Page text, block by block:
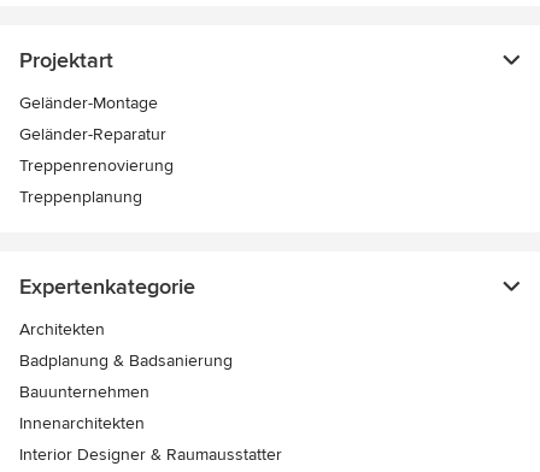
Projektart
Geländer-Montage
Geländer-Reparatur
Treppenrenovierung
Treppenplanung
Expertenkategorie
Architekten
Badplanung & Badsanierung
Bauunternehmen
Innenarchitekten
Interior Designer & Raumausstatter